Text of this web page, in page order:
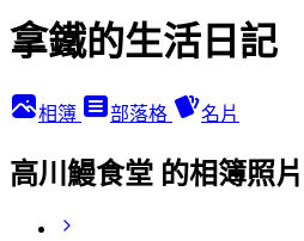
拿鐵的生活日記
相簿 部落格 名片
高川鰻食堂 的相簿照片